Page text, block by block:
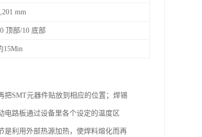
mm
顶部/10 底部
15Min
把SMT元器件贴放到相应的位置；焊锡
电路板通过设备里各个设定的温度区
是利用外部热源加热，使焊料熔化而再